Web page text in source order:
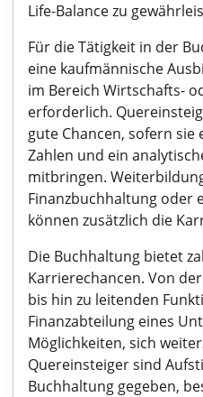
Life-Balance zu
Für die Tätigkeit in der
eine kaufmännische
im Bereich Wirtschafts-
erforderlich.
gute Chancen, sofern sie
Zahlen und ein
mitbringen.
Finanzbuchhaltung oder
können zusätzlich die
Die Buchhaltung bietet
Karrierechancen. Von
bis hin zu leitenden
Finanzabteilung eines
Möglichkeiten, sich
Quereinsteiger sind
Buchhaltung gegeben,